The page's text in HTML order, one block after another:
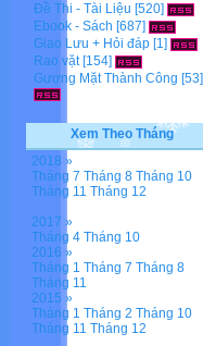
Đề Thi - Tài Liệu [520]
Ebook - Sách [687]
Giao Lưu + Hỏi đáp [1]
Rao vặt[154]
Gương Mặt Thành Công [53]
Xem Theo Tháng
2018 »
Tháng 7 Tháng 8 Tháng 10
Tháng 11 Tháng 12
2017 »
Tháng 4 Tháng 10
2016 »
Tháng 1 Tháng 7 Tháng 8
Tháng 11
2015 »
Tháng 1 Tháng 2 Tháng 10
Tháng 11 Tháng 12